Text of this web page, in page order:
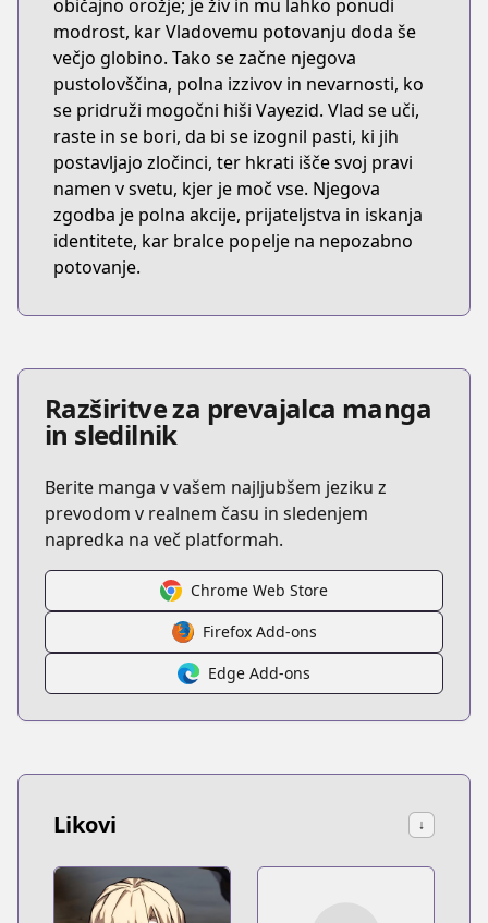
običajno orožje; je živ in mu lahko ponudi
modrost, kar Vladovemu potovanju doda še
večjo globino. Tako se začne njegova
pustolovščina, polna izzivov in nevarnosti, ko
se pridruži mogočni hiši Vayezid. Vlad se uči,
raste in se bori, da bi se izognil pasti, ki jih
postavljajo zločinci, ter hkrati išče svoj pravi
namen v svetu, kjer je moč vse. Njegova
zgodba je polna akcije, prijateljstva in iskanja
identitete, kar bralce popelje na nepozabno
potovanje.
Razširitve za prevajalca manga
in sledilnik
Berite manga v vašem najljubšem jeziku z
prevodom v realnem času in sledenjem
napredka na več platformah.
Chrome Web Store
Firefox Add-ons
Edge Add-ons
Likovi ↓